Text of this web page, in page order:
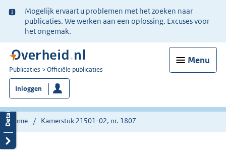
Ter
informatie:
Mogelijk ervaart u problemen met het zoeken naar
publicaties. We werken aan een oplossing. Excuses voor
het ongemak.
Menu
U
bent
nu
hier:
Publicaties Officiële publicaties
Inloggen
Home Kamerstuk 21501-02, nr. 1807